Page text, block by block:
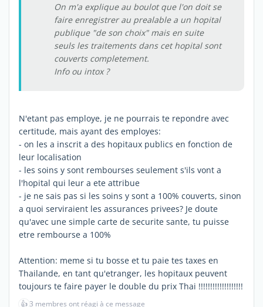
On m'a explique au boulot que l'on doit se
faire enregistrer au prealable a un hopital
publique "de son choix" mais en suite
seuls les traitements dans cet hopital sont
couverts completement.
Info ou intox ?
N'etant pas employe, je ne pourrais te repondre avec
certitude, mais ayant des employes:
- on les a inscrit a des hopitaux publics en fonction de
leur localisation
- les soins y sont rembourses seulement s'ils vont a
l'hopital qui leur a ete attribue
- je ne sais pas si les soins y sont a 100% couverts, sinon
a quoi serviraient les assurances privees? Je doute
qu'avec une simple carte de securite sante, tu puisse
etre rembourse a 100%
Attention: meme si tu bosse et tu paie tes taxes en
Thailande, en tant qu'etranger, les hopitaux peuvent
toujours te faire payer le double du prix Thai !!!!!!!!!!!!!!!!!!!
👍3 membres ont réagi à ce message